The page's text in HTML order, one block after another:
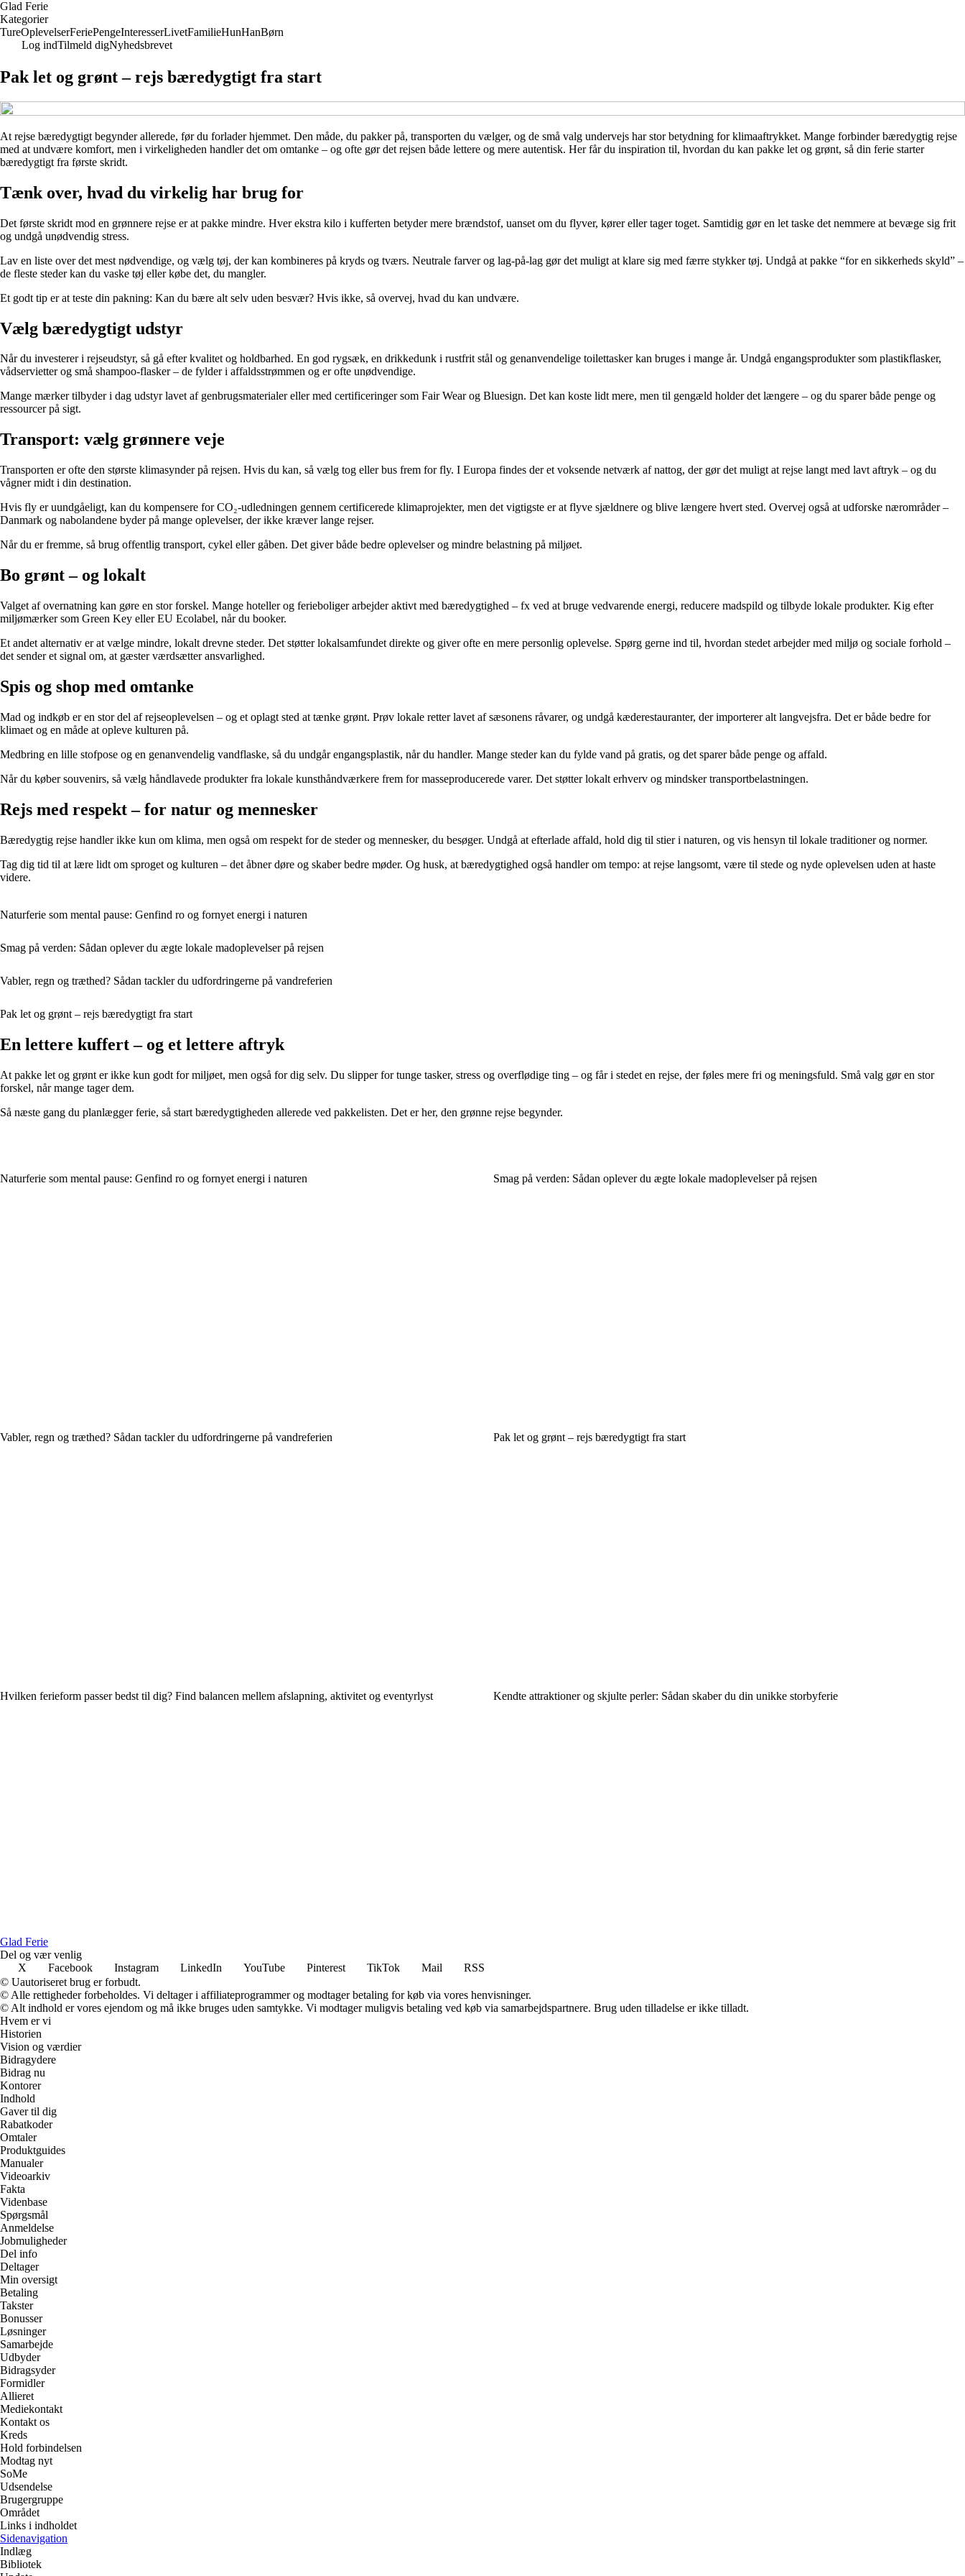
Glad Ferie
Kategorier
TureOplevelserFeriePengeInteresserLivetFamilieHunHanBørn
Log indTilmeld digNyhedsbrevet
Pak let og grønt – rejs bæredygtigt fra start
At rejse bæredygtigt begynder allerede, før du forlader hjemmet. Den måde, du pakker på, transporten du vælger, og de små valg undervejs har stor betydning for klimaaftrykket. Mange forbinder bæredygtig rejse
med at undvære komfort, men i virkeligheden handler det om omtanke – og ofte gør det rejsen både lettere og mere autentisk. Her får du inspiration til, hvordan du kan pakke let og grønt, så din ferie starter
bæredygtigt fra første skridt.
Tænk over, hvad du virkelig har brug for
Det første skridt mod en grønnere rejse er at pakke mindre. Hver ekstra kilo i kufferten betyder mere brændstof, uanset om du flyver, kører eller tager toget. Samtidig gør en let taske det nemmere at bevæge sig frit
og undgå unødvendig stress.
Lav en liste over det mest nødvendige, og vælg tøj, der kan kombineres på kryds og tværs. Neutrale farver og lag-på-lag gør det muligt at klare sig med færre stykker tøj. Undgå at pakke “for en sikkerheds skyld” –
de fleste steder kan du vaske tøj eller købe det, du mangler.
Et godt tip er at teste din pakning: Kan du bære alt selv uden besvær? Hvis ikke, så overvej, hvad du kan undvære.
Vælg bæredygtigt udstyr
Når du investerer i rejseudstyr, så gå efter kvalitet og holdbarhed. En god rygsæk, en drikkedunk i rustfrit stål og genanvendelige toilettasker kan bruges i mange år. Undgå engangsprodukter som plastikflasker,
vådservietter og små shampoo-flasker – de fylder i affaldsstrømmen og er ofte unødvendige.
Mange mærker tilbyder i dag udstyr lavet af genbrugsmaterialer eller med certificeringer som Fair Wear og Bluesign. Det kan koste lidt mere, men til gengæld holder det længere – og du sparer både penge og
ressourcer på sigt.
Transport: vælg grønnere veje
Transporten er ofte den største klimasynder på rejsen. Hvis du kan, så vælg tog eller bus frem for fly. I Europa findes der et voksende netværk af nattog, der gør det muligt at rejse langt med lavt aftryk – og du
vågner midt i din destination.
Hvis fly er uundgåeligt, kan du kompensere for CO₂-udledningen gennem certificerede klimaprojekter, men det vigtigste er at flyve sjældnere og blive længere hvert sted. Overvej også at udforske nærområder –
Danmark og nabolandene byder på mange oplevelser, der ikke kræver lange rejser.
Når du er fremme, så brug offentlig transport, cykel eller gåben. Det giver både bedre oplevelser og mindre belastning på miljøet.
Bo grønt – og lokalt
Valget af overnatning kan gøre en stor forskel. Mange hoteller og ferieboliger arbejder aktivt med bæredygtighed – fx ved at bruge vedvarende energi, reducere madspild og tilbyde lokale produkter. Kig efter
miljømærker som Green Key eller EU Ecolabel, når du booker.
Et andet alternativ er at vælge mindre, lokalt drevne steder. Det støtter lokalsamfundet direkte og giver ofte en mere personlig oplevelse. Spørg gerne ind til, hvordan stedet arbejder med miljø og sociale forhold –
det sender et signal om, at gæster værdsætter ansvarlighed.
Spis og shop med omtanke
Mad og indkøb er en stor del af rejseoplevelsen – og et oplagt sted at tænke grønt. Prøv lokale retter lavet af sæsonens råvarer, og undgå kæderestauranter, der importerer alt langvejsfra. Det er både bedre for
klimaet og en måde at opleve kulturen på.
Medbring en lille stofpose og en genanvendelig vandflaske, så du undgår engangsplastik, når du handler. Mange steder kan du fylde vand på gratis, og det sparer både penge og affald.
Når du køber souvenirs, så vælg håndlavede produkter fra lokale kunsthåndværkere frem for masseproducerede varer. Det støtter lokalt erhverv og mindsker transportbelastningen.
Rejs med respekt – for natur og mennesker
Bæredygtig rejse handler ikke kun om klima, men også om respekt for de steder og mennesker, du besøger. Undgå at efterlade affald, hold dig til stier i naturen, og vis hensyn til lokale traditioner og normer.
Tag dig tid til at lære lidt om sproget og kulturen – det åbner døre og skaber bedre møder. Og husk, at bæredygtighed også handler om tempo: at rejse langsomt, være til stede og nyde oplevelsen uden at haste
videre.
Naturferie som mental pause: Genfind ro og fornyet energi i naturen
Smag på verden: Sådan oplever du ægte lokale madoplevelser på rejsen
Vabler, regn og træthed? Sådan tackler du udfordringerne på vandreferien
Pak let og grønt – rejs bæredygtigt fra start
En lettere kuffert – og et lettere aftryk
At pakke let og grønt er ikke kun godt for miljøet, men også for dig selv. Du slipper for tunge tasker, stress og overflødige ting – og får i stedet en rejse, der føles mere fri og meningsfuld. Små valg gør en stor
forskel, når mange tager dem.
Så næste gang du planlægger ferie, så start bæredygtigheden allerede ved pakkelisten. Det er her, den grønne rejse begynder.
Naturferie som mental pause: Genfind ro og fornyet energi i naturen Smag på verden: Sådan oplever du ægte lokale madoplevelser på rejsen
Vabler, regn og træthed? Sådan tackler du udfordringerne på vandreferien Pak let og grønt – rejs bæredygtigt fra start
Hvilken ferieform passer bedst til dig? Find balancen mellem afslapning, aktivitet og eventyrlyst Kendte attraktioner og skjulte perler: Sådan skaber du din unikke storbyferie
Glad Ferie
Del og vær venlig
X
Facebook Instagram LinkedIn YouTube Pinterest TikTok Mail
RSS
© Uautoriseret brug er forbudt.
© Alle rettigheder forbeholdes. Vi deltager i affiliateprogrammer og modtager betaling for køb via vores henvisninger.
© Alt indhold er vores ejendom og må ikke bruges uden samtykke. Vi modtager muligvis betaling ved køb via samarbejdspartnere. Brug uden tilladelse er ikke tilladt.
Hvem er vi
Historien
Vision og værdier
Bidragydere
Bidrag nu
Kontorer
Indhold
Gaver til dig
Rabatkoder
Omtaler
Produktguides
Manualer
Videoarkiv
Fakta
Videnbase
Spørgsmål
Anmeldelse
Jobmuligheder
Del info
Deltager
Min oversigt
Betaling
Takster
Bonusser
Løsninger
Samarbejde
Udbyder
Bidragsyder
Formidler
Allieret
Mediekontakt
Kontakt os
Kreds
Hold forbindelsen
Modtag nyt
SoMe
Udsendelse
Brugergruppe
Området
Links i indholdet
Sidenavigation
Indlæg
Bibliotek